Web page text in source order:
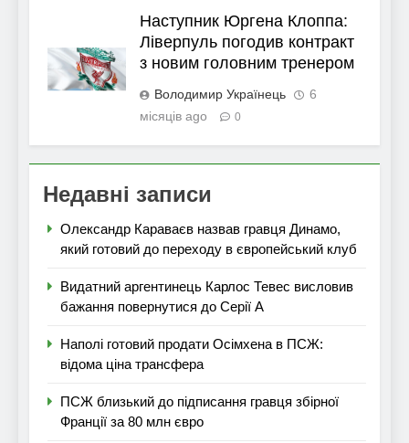
Наступник Юргена Клоппа:
Ліверпуль погодив контракт
з новим головним тренером
Володимир Українець
6
місяців ago
0
Недавні записи
Олександр Караваєв назвав гравця Динамо,
який готовий до переходу в європейський клуб
Видатний аргентинець Карлос Тевес висловив
бажання повернутися до Серії А
Наполі готовий продати Осімхена в ПСЖ:
відома ціна трансфера
ПСЖ близький до підписання гравця збірної
Франції за 80 млн євро